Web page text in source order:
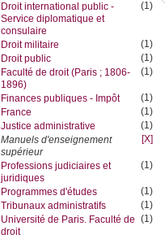
Droit international public -
Service diplomatique et
consulaire
(1)
Droit militaire
(1)
Droit public
(1)
Faculté de droit (Paris ; 1806-
1896)
(1)
Finances publiques - Impôt
(1)
France
(1)
Justice administrative
(1)
Manuels d'enseignement
supérieur
[X]
Professions judiciaires et
juridiques
(1)
Programmes d'études
(1)
Tribunaux administratifs
(1)
Université de Paris. Faculté de
droit
(1)